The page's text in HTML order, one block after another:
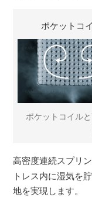
ポケットコ
ポケットコイル
高密度連続スプリ
トレス内に湿気を
地を実現します。